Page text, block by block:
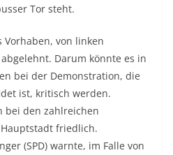
Tor steht.
von linken
Darum könnte es in
bei der Demonstration, die
ist, kritisch werden.
bei den zahlreichen
friedlich.
(SPD) warnte, im Falle von